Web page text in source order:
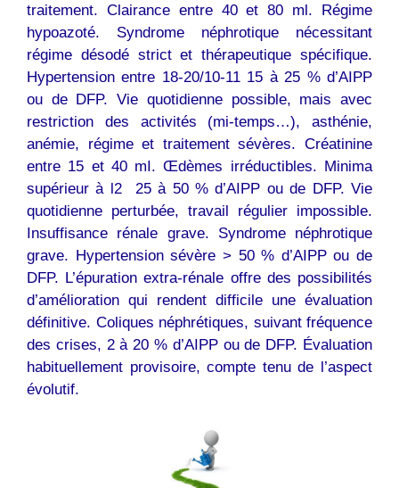
traitement. Clairance entre 40 et 80 ml. Régime
hypoazoté. Syndrome néphrotique nécessitant
régime désodé strict et thérapeutique spécifique.
Hypertension entre 18-20/10-11 15 à 25 % d’AIPP
ou de DFP. Vie quotidienne possible, mais avec
restriction des activités (mi-temps…), asthénie,
anémie, régime et traitement sévères. Créatinine
entre 15 et 40 mI. Œdèmes irréductibles. Minima
supérieur à l2 25 à 50 % d’AIPP ou de DFP. Vie
quotidienne perturbée, travail régulier impossible.
Insuffisance rénale grave. Syndrome néphrotique
grave. Hypertension sévère > 50 % d’AIPP ou de
DFP. L’épuration extra-rénale offre des possibilités
d’amélioration qui rendent difficile une évaluation
définitive. Coliques néphrétiques, suivant fréquence
des crises, 2 à 20 % d’AIPP ou de DFP. Évaluation
habituellement provisoire, compte tenu de l’aspect
évolutif.